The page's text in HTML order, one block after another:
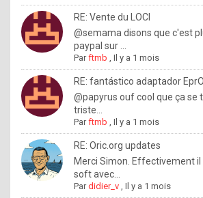
a
n
t
o
n
o
w
h
RE: Vente du LOCI
@semama disons que c'est
paypal sur ...
Parftmb ,Il y a 1 mois
RE: fantástico adaptador
@papyrus ouf cool que ça se
triste...
Parftmb ,Il y a 1 mois
RE: Oric.org updates
Merci Simon. Effectivement
soft avec...
Pardidier_v ,Il y a 1 mois